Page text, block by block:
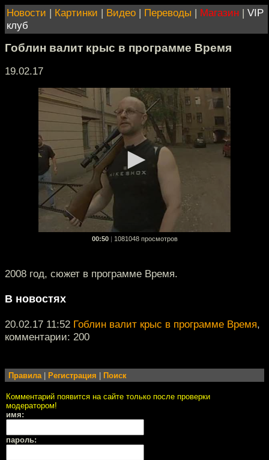
Новости | Картинки | Видео | Переводы | Магазин | VIP
клуб
Гоблин валит крыс в программе Время
19.02.17
00:50 1081048 просмотров
2008 год, сюжет в программе Время.
В новостях
20.02.17 11:52 Гоблин валит крыс в программе Время,
комментарии: 200
Правила| Регистрация Поиск
Комментарий появится на сайте только после проверки
модератором!
имя:
пароль: